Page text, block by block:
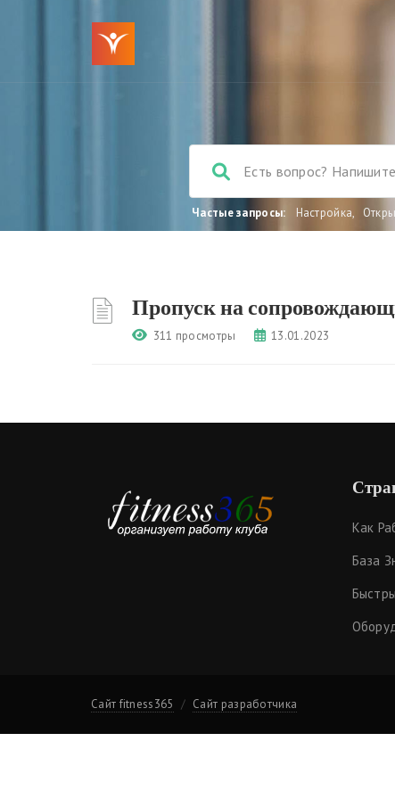
Частые запросы: Настройка,
Пропуск на
311 просмотры 13.01.2023
Как
База
Сайт fitness365 Сайт разработчика